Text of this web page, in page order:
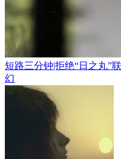
短路三分钟|拒绝“日之丸”
幻